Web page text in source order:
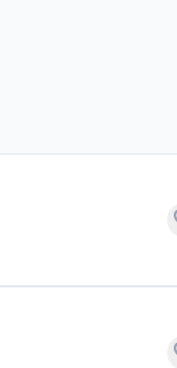
- KLQQ